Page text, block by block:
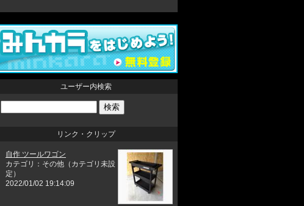
ユーザー内検索
リンク・クリップ
自作 ツールワゴン
カテゴリ：その他（カテゴリ未設
定）
2022/01/02 19:14:09